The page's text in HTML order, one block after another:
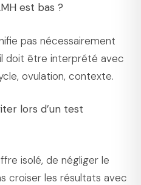
est bas ?
pas nécessairement
doit être interprété avec
ovulation, contexte.
lors d’un test
isolé, de négliger le
croiser les résultats avec